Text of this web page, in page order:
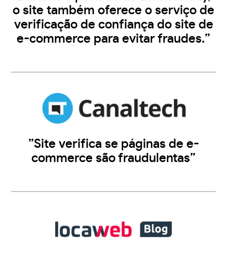
o site também oferece o serviço de
verificação de confiança do site de
e-commerce para evitar fraudes.”
”Site verifica se páginas de e-
commerce são fraudulentas”